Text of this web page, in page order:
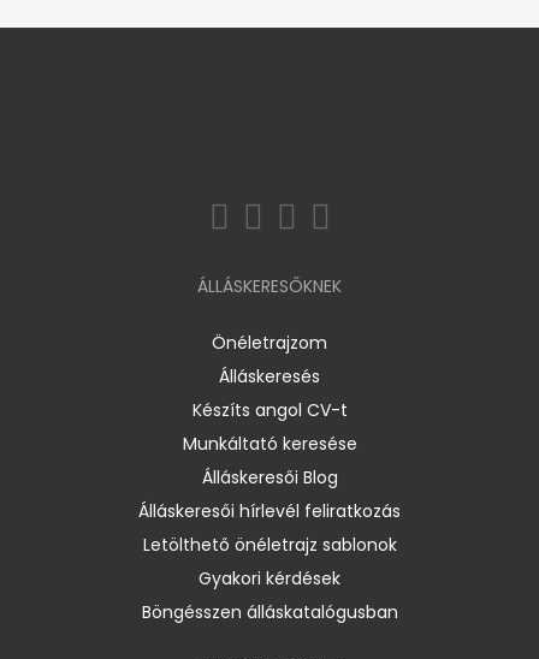
ÁLLÁSKERESŐKNEK
Önéletrajzom
Álláskeresés
Készíts angol CV-t
Munkáltató keresése
Álláskeresői Blog
Álláskeresői hírlevél feliratkozás
Letölthető önéletrajz sablonok
Gyakori kérdések
Böngésszen álláskatalógusban